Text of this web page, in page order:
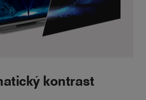
kontrast